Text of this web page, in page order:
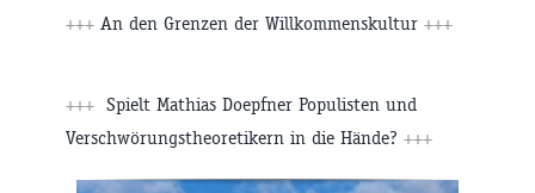
+++ An den Grenzen der Willkommenskultur +++
+++ Spielt Mathias Doepfner Populisten und
Verschwörungstheoretikern in die Hände? +++